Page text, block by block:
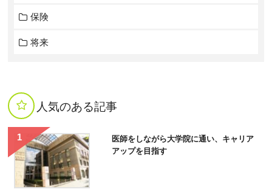
保険
将来
人気のある記事
医師をしながら大学院に通い、キャリア
アップを目指す